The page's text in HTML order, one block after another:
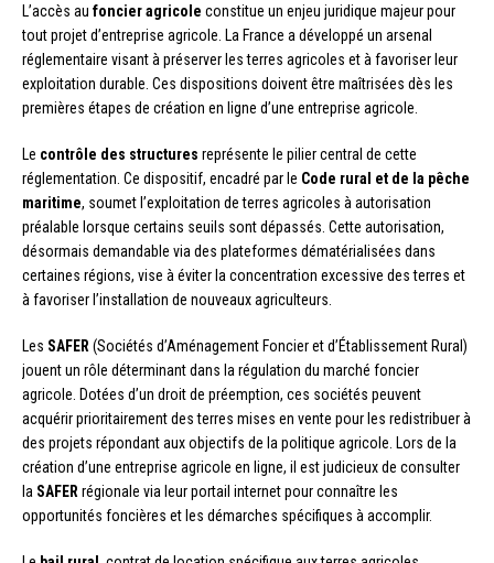
L’accès au foncier agricole constitue un enjeu juridique majeur pour
tout projet d’entreprise agricole. La France a développé un arsenal
réglementaire visant à préserver les terres agricoles et à favoriser leur
exploitation durable. Ces dispositions doivent être maîtrisées dès les
premières étapes de création en ligne d’une entreprise agricole.
Le contrôle des structures représente le pilier central de cette
réglementation. Ce dispositif, encadré par le Code rural et de la pêche
maritime, soumet l’exploitation de terres agricoles à autorisation
préalable lorsque certains seuils sont dépassés. Cette autorisation,
désormais demandable via des plateformes dématérialisées dans
certaines régions, vise à éviter la concentration excessive des terres et
à favoriser l’installation de nouveaux agriculteurs.
Les SAFER (Sociétés d’Aménagement Foncier et d’Établissement Rural)
jouent un rôle déterminant dans la régulation du marché foncier
agricole. Dotées d’un droit de préemption, ces sociétés peuvent
acquérir prioritairement des terres mises en vente pour les redistribuer à
des projets répondant aux objectifs de la politique agricole. Lors de la
création d’une entreprise agricole en ligne, il est judicieux de consulter
la SAFER régionale via leur portail internet pour connaître les
opportunités foncières et les démarches spécifiques à accomplir.